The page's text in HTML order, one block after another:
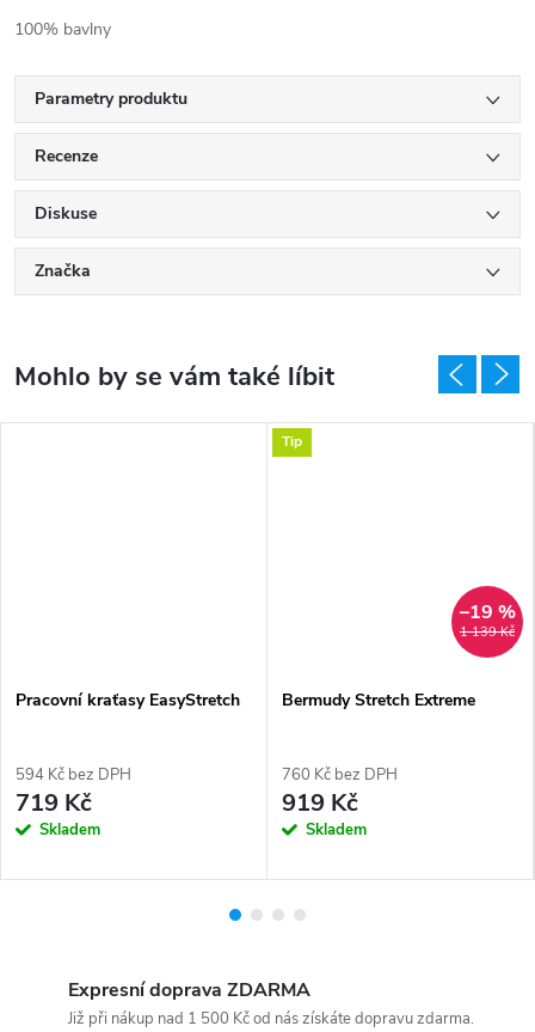
Expresní doprava ZDARMA
Již při nákup nad 1 500 Kč od nás získáte dopravu zdarma.
100% bavlny
Parametry produktu
Recenze
Diskuse
Značka
Pracovní kraťasy EasyStretch
594 Kč bez DPH
719 Kč
Skladem
Tip
1 139 Kč
–19 %
Bermudy Stretch Extreme
760 Kč bez DPH
919 Kč
Skladem